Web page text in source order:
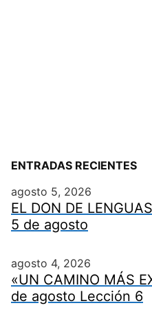
ENTRADAS RECIENTES
agosto 5, 2026
EL DON DE
5 de agosto
agosto 4, 2026
«UN CAMINO MÁS
de agosto Lección 6